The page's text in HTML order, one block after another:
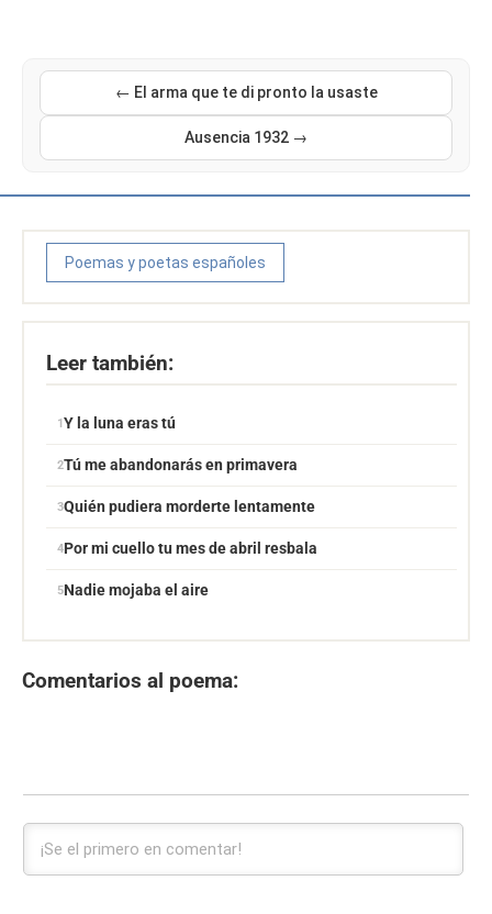
← El arma que te di pronto la usaste
Ausencia 1932 →
Poemas y poetas españoles
Leer también:
Y la luna eras tú
Tú me abandonarás en primavera
Quién pudiera morderte lentamente
Por mi cuello tu mes de abril resbala
Nadie mojaba el aire
Comentarios al poema: